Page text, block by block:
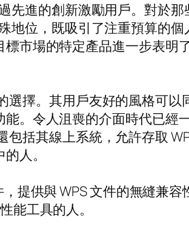
先進的創新激勵用戶。對於
地位，既吸引了注重預算的
市場的特定產品進一步表明
擇。其用戶友好的風格可以
。令人沮喪的介面時代已經
括其線上系統，允許存取
人。
提供與 WPS 文件的無縫兼容
工具的人。